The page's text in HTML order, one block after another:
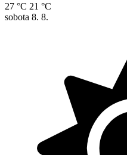
27 °C 21 °C
sobota 8. 8.